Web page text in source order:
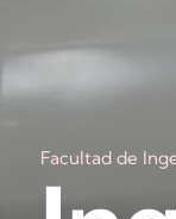
Facultad de